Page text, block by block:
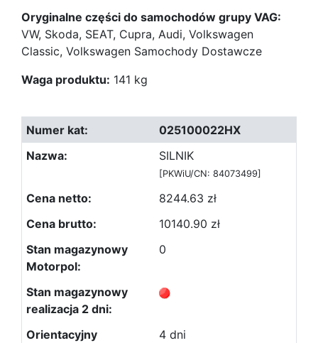
Oryginalne części do samochodów grupy VAG:
VW, Skoda, SEAT, Cupra, Audi, Volkswagen
Classic, Volkswagen Samochody Dostawcze
Waga produktu: 141 kg
025100022HX
SILNIK
[PKWiU/CN: 84073499]
8244.63 zł
10140.90 zł
0
4 dni